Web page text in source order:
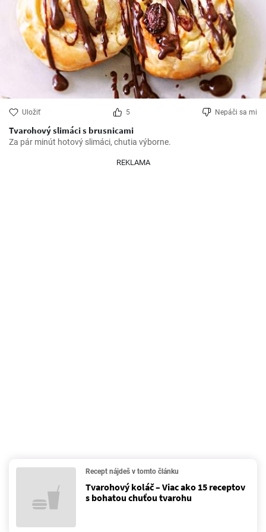
Uložiť 5 Nepáči sa mi
Tvarohový slimáci s brusnicami
Za pár minút hotový slimáci, chutia výborne.
REKLAMA
Recept nájdeš v tomto článku
Tvarohový koláč – Viac ako 15 receptov
s bohatou chuťou tvarohu